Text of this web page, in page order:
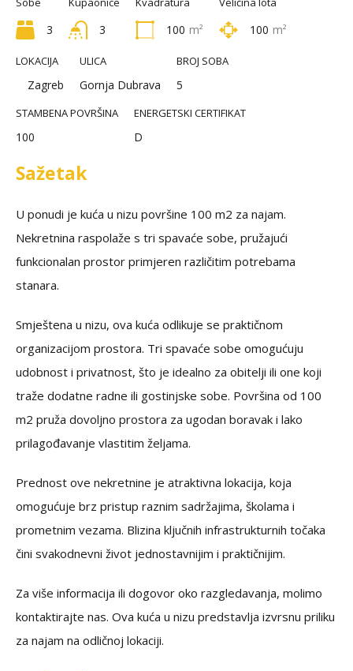
3 3 100 m² 100 m²
LOKACIJA
Zagreb
ULICA
Gornja Dubrava
BROJ SOBA
5
STAMBENA POVRŠINA
100
ENERGETSKI CERTIFIKAT
D
Sažetak
U ponudi je kuća u nizu površine 100 m2 za najam.
Nekretnina raspolaže s tri spavaće sobe, pružajući
funkcionalan prostor primjeren različitim potrebama
stanara.
Smještena u nizu, ova kuća odlikuje se praktičnom
organizacijom prostora. Tri spavaće sobe omogućuju
udobnost i privatnost, što je idealno za obitelji ili one koji
traže dodatne radne ili gostinjske sobe. Površina od 100
m2 pruža dovoljno prostora za ugodan boravak i lako
prilagođavanje vlastitim željama.
Prednost ove nekretnine je atraktivna lokacija, koja
omogućuje brz pristup raznim sadržajima, školama i
prometnim vezama. Blizina ključnih infrastrukturnih točaka
čini svakodnevni život jednostavnijim i praktičnijim.
Za više informacija ili dogovor oko razgledavanja, molimo
kontaktirajte nas. Ova kuća u nizu predstavlja izvrsnu priliku
za najam na odličnoj lokaciji.